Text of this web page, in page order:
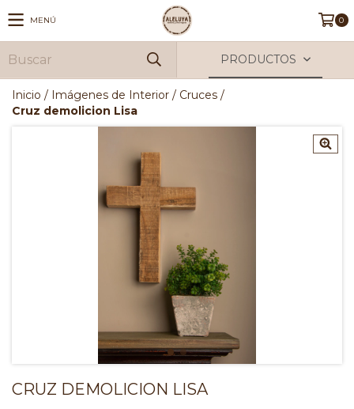
MENÚ 0
PRODUCTOS
Inicio / Imágenes de Interior / Cruces /
Cruz demolicion Lisa
CRUZ DEMOLICION LISA